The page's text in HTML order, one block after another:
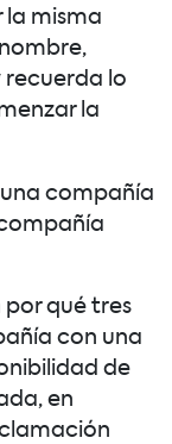
la misma
recuerda lo
la
compañía
qué tres
con una
de
en